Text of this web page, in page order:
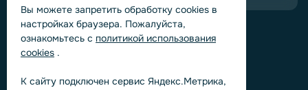
Горячая линия комплаенс
Обработка персональных данных
Политика обработки файлов cookie
Вы можете запретить обработку сookies в
настройках браузера. Пожалуйста,
ознакомьтесь с политикой использования
cookies .
К сайту подключен сервис Яндекс.Метрика,